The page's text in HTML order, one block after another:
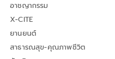
อาชญากรรม
X-CITE
ยานยนต์
สาธารณสุข-คุณภาพชีวิต